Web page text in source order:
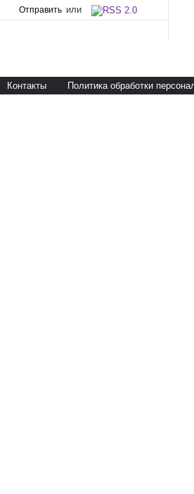
или
Контакты Политика обработки